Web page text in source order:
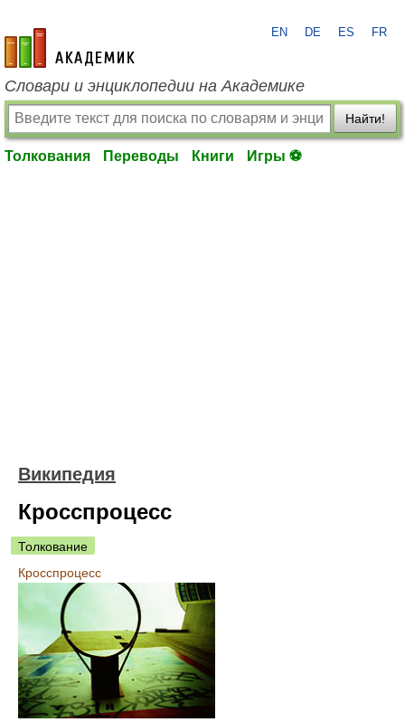
academic.ru
EN DE ES FR
Словари и энциклопедии на Академике
Найти!
Толкования Переводы Книги Игры ⚽
Википедия
Кросспроцесс
Толкование
Кросспроцесс